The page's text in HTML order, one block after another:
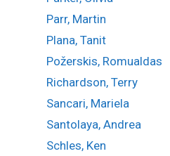
Parr, Martin
Plana, Tanit
Požerskis, Romualdas
Richardson, Terry
Sancari, Mariela
Santolaya, Andrea
Schles, Ken